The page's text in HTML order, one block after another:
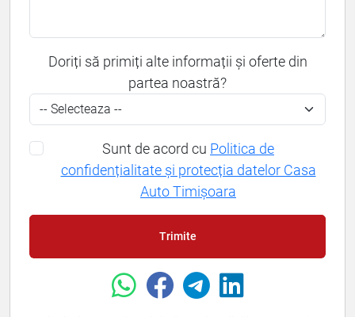
Doriți să primiți alte informații și oferte din
partea noastră?
Sunt de acord cu Politica de
confidențialitate și protecția datelor Casa
Auto Timișoara
Trimite